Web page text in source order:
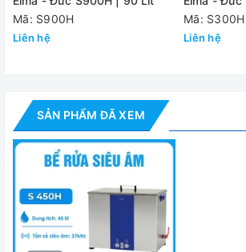
- Kích thước giỏ W/D/H: 452/264/192 mm
- Khối lượng:
- Máy chính
- Phụ kiện tiêu chuẩn
- Tài liệu hướng dẫn sử dụng
Đánh giá
Mã: S900H
Liên hệ
Mã: S300H
Liên hệ
SẢN PHẨM ĐÃ XEM